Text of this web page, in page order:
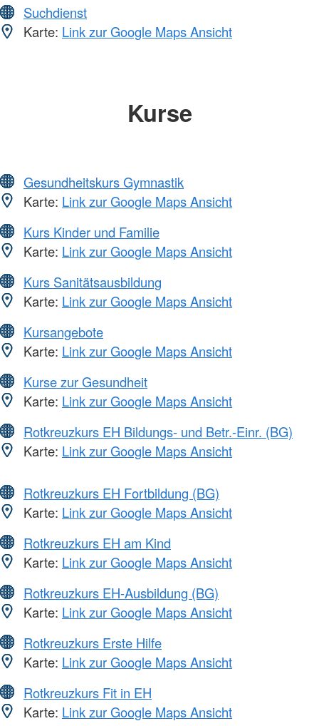
Suchdienst
Karte: Link zur Google Maps Ansicht
Kurse
Gesundheitskurs Gymnastik
Karte: Link zur Google Maps Ansicht
Kurs Kinder und Familie
Karte: Link zur Google Maps Ansicht
Kurs Sanitätsausbildung
Karte: Link zur Google Maps Ansicht
Kursangebote
Karte: Link zur Google Maps Ansicht
Kurse zur Gesundheit
Karte: Link zur Google Maps Ansicht
Rotkreuzkurs EH Bildungs- und Betr.-Einr. (BG)
Karte: Link zur Google Maps Ansicht
Rotkreuzkurs EH Fortbildung (BG)
Karte: Link zur Google Maps Ansicht
Rotkreuzkurs EH am Kind
Karte: Link zur Google Maps Ansicht
Rotkreuzkurs EH-Ausbildung (BG)
Karte: Link zur Google Maps Ansicht
Rotkreuzkurs Erste Hilfe
Karte: Link zur Google Maps Ansicht
Rotkreuzkurs Fit in EH
Karte: Link zur Google Maps Ansicht